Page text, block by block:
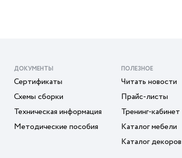
ДОКУМЕНТЫ
Сертификаты
Схемы сборки
Техническая информация
Методические пособия
ПОЛЕЗНОЕ
Читать новости
Прайс-листы
Тренинг-кабинет
Каталог мебели
Каталог декоров